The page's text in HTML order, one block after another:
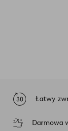
Łatwy
Darmowa